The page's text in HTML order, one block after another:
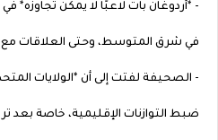
- *أردوغان بات لاعبًا لا يمكن تجاوزه*
في شرق المتوسط، وحتى العلاقات مع
- الصحيفة لفتت إلى أن *الولايات
ضبط التوازنات الإقليمية، خاصة